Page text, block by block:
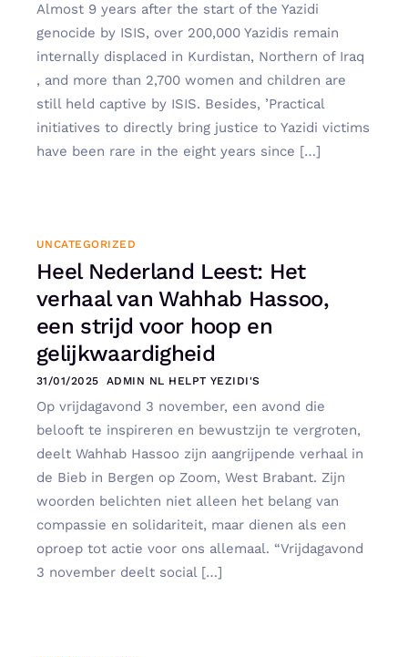
Almost 9 years after the start of the Yazidi
genocide by ISIS, over 200,000 Yazidis remain
internally displaced in Kurdistan, Northern of Iraq
, and more than 2,700 women and children are
still held captive by ISIS. Besides, ’Practical
initiatives to directly bring justice to Yazidi victims
have been rare in the eight years since […]
UNCATEGORIZED
Heel Nederland Leest: Het
verhaal van Wahhab Hassoo,
een strijd voor hoop en
gelijkwaardigheid
31/01/2025 ADMIN NL HELPT YEZIDI'S
Op vrijdagavond 3 november, een avond die
belooft te inspireren en bewustzijn te vergroten,
deelt Wahhab Hassoo zijn aangrijpende verhaal in
de Bieb in Bergen op Zoom, West Brabant. Zijn
woorden belichten niet alleen het belang van
compassie en solidariteit, maar dienen als een
oproep tot actie voor ons allemaal. “Vrijdagavond
3 november deelt social […]